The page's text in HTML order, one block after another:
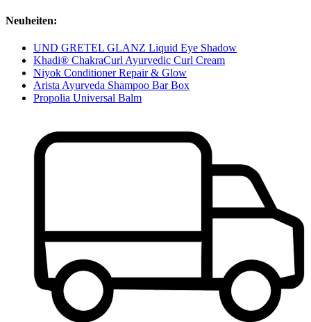
Neuheiten:
UND GRETEL GLANZ Liquid Eye Shadow
Khadi® ChakraCurl Ayurvedic Curl Cream
Niyok Conditioner Repair & Glow
Arista Ayurveda Shampoo Bar Box
Propolia Universal Balm